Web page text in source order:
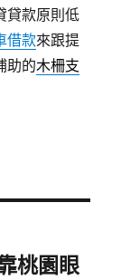
貸款原則低
借款來跟提
助的木柵支
桃園眼